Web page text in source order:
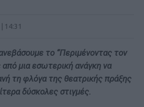
14:31
το “Περιμένοντας τον
από μια εσωτερική ανάγκη να
τη φλόγα της θεατρικής πράξης
δύσκολες στιγμές.